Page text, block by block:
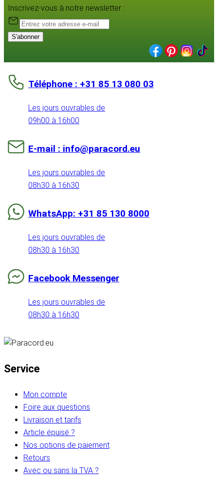
Inscrivez-vous à notre newsletter :
S'abonner
Téléphone : +31 85 13 080 03
Les jours ouvrables de
09h00 à 16h00
E-mail : info@paracord.eu
Les jours ouvrables de
08h30 à 16h30
WhatsApp: +31 85 130 8000
Les jours ouvrables de
08h30 à 16h30
Facebook Messenger
Les jours ouvrables de
08h30 à 16h30
Service
Mon compte
Foire aux questions
Livraison et tarifs
Article épuisé ?
Nos options de paiement
Retours
Avec ou sans la TVA ?